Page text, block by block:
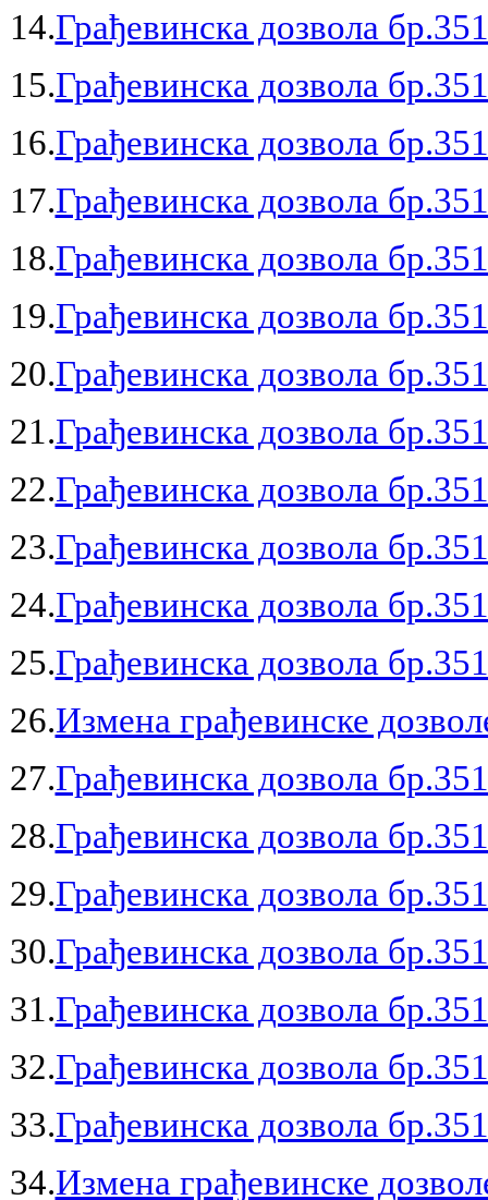
14.Грађевинска дозвола
15.Грађевинска дозвола
16.Грађевинска дозвола
17.Грађевинска дозвола
18.Грађевинска дозвола
19.Грађевинска дозвола
20.Грађевинска дозвола
21.Грађевинска дозвола
22.Грађевинска дозвола
23.Грађевинска дозвола
24.Грађевинска дозвола
25.Грађевинска дозвола
26.Измена грађевинске
27.Грађевинска дозвола
28.Грађевинска дозвола
29.Грађевинска дозвола
30.Грађевинска дозвола
31.Грађевинска дозвола
32.Грађевинска дозвола
33.Грађевинска дозвола
34.Измена грађевинске